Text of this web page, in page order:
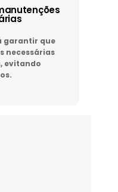
garantir que
necessárias
evitando